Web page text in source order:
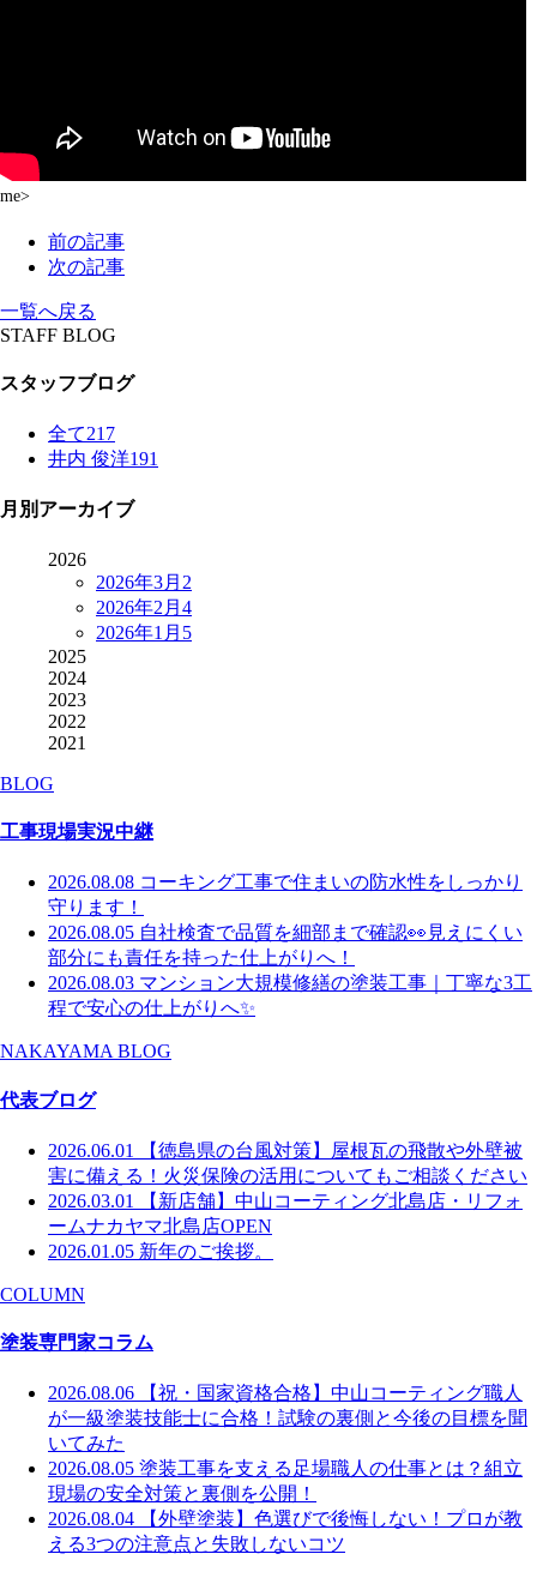
me>
前の記事
次の記事
一覧へ戻る
STAFF BLOG
スタッフブログ
全て217
井内 俊洋191
月別アーカイブ
2026
2026年3月 2
2026年2月 4
2026年1月 5
2025
2024
2023
2022
2021
BLOG
工事現場実況中継
2026.08.08 コーキング工事で住まいの防水性をしっかり
守ります！
2026.08.05 自社検査で品質を細部まで確認👀見えにくい
部分にも責任を持った仕上がりへ！
2026.08.03 マンション大規模修繕の塗装工事｜丁寧な3工
程で安心の仕上がりへ✨
NAKAYAMA BLOG
代表ブログ
2026.06.01
【徳島県の台風対策】屋根瓦の飛散や外壁被
害に備える！火災保険の活用についてもご相談ください
2026.03.01
【新店舗】中山コーティング北島店・リフォ
ームナカヤマ北島店OPEN
2026.01.05 新年のご挨拶。
COLUMN
塗装専門家コラム
2026.08.06
【祝・国家資格合格】中山コーティング職人
が一級塗装技能士に合格！試験の裏側と今後の目標を聞
いてみた
2026.08.05 塗装工事を支える足場職人の仕事とは？組立
現場の安全対策と裏側を公開！
2026.08.04
【外壁塗装】色選びで後悔しない！プロが教
える3つの注意点と失敗しないコツ